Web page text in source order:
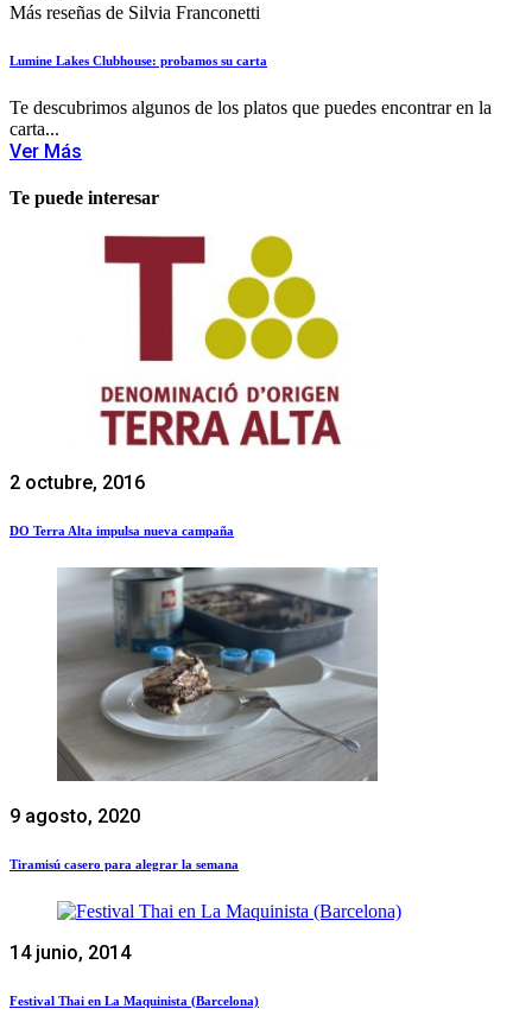
Más reseñas de Silvia Franconetti
Lumine Lakes Clubhouse: probamos su carta
Te descubrimos algunos de los platos que puedes encontrar en la
carta...
Ver Más
Te puede interesar
2 octubre, 2016
DO Terra Alta impulsa nueva campaña
9 agosto, 2020
Tiramisú casero para alegrar la semana
14 junio, 2014
Festival Thai en La Maquinista (Barcelona)